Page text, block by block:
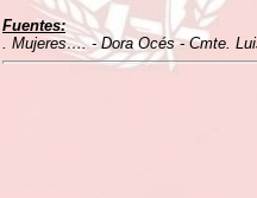
Fuentes:
. Mujeres…. - Dora Océs - Cmte.